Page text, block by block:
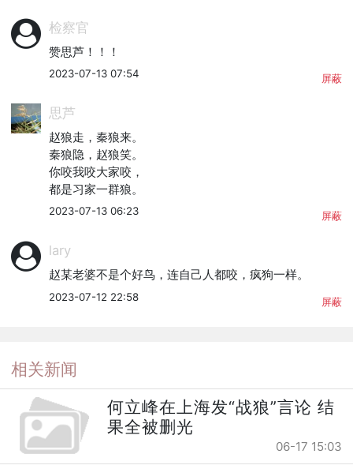
检察官
赞思芦！！！
2023-07-13 07:54 屏蔽
思芦
赵狼走，秦狼来。
秦狼隐，赵狼笑。
你咬我咬大家咬，
都是习家一群狼。
2023-07-13 06:23 屏蔽
lary
赵某老婆不是个好鸟，连自己人都咬，疯狗一样。
2023-07-12 22:58 屏蔽
相关新闻
何立峰在上海发“战狼”言论 结
果全被删光
06-17 15:03